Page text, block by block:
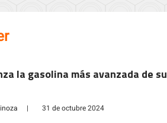
la gasolina más avanzada de su
| 31 de octubre 2024